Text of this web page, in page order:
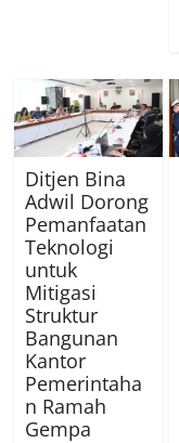
Ditjen Bina
Adwil Dorong
Pemanfaatan
Teknologi
untuk
Mitigasi
Struktur
Bangunan
Kantor
Pemerintaha
n Ramah
Gempa